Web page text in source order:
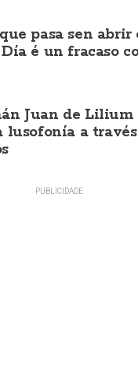
pasa sen abrir
é un fracaso
Juan de Lilium
lusofonía a